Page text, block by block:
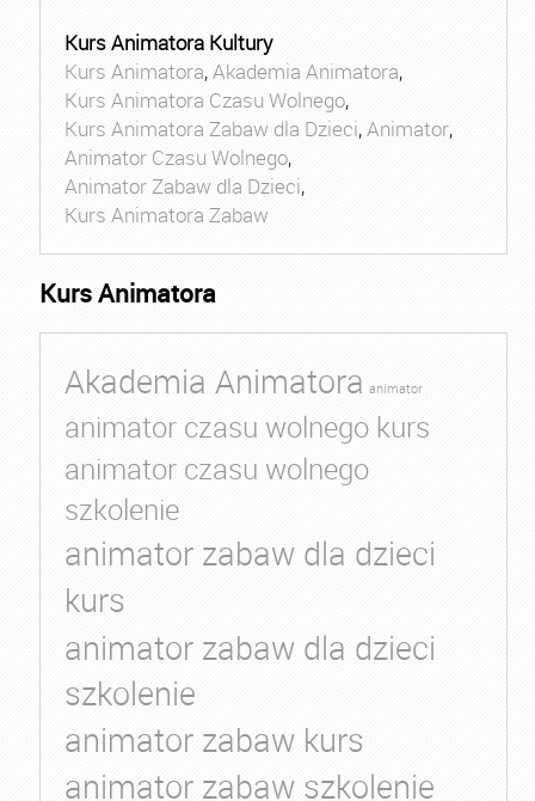
Kurs Animatora Kultury
Kurs Animatora,Akademia Animatora,
Kurs Animatora Czasu Wolnego,
Kurs Animatora Zabaw dla Dzieci,Animator,
Animator Czasu Wolnego,
Animator Zabaw dla Dzieci,
Kurs Animatora Zabaw
Kurs Animatora
Akademia Animatora animator
animator czasu wolnego kurs
animator czasu wolnego
szkolenie
animator zabaw dla dzieci
kurs
animator zabaw dla dzieci
szkolenie
animator zabaw kurs
animator zabaw szkolenie